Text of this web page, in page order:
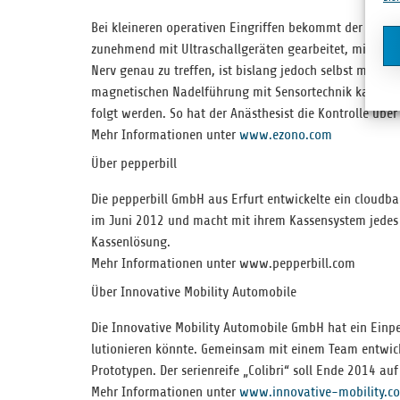
Bei klei­ne­ren ope­ra­ti­ven Ein­grif­fen bekommt der
zuneh­mend mit Ultra­schall­ge­rä­ten gear­bei­tet, mit
Nerv genau zu tref­fen, ist bis­lang jedoch selbst mit
magne­ti­schen Nadel­füh­rung mit Sen­sor­tech­nik kann
folgt wer­den. So hat der Anäs­the­sist die Kon­trolle
Mehr Infor­ma­tio­nen unter www.ezono.com
Über pepperbill
Die pep­per­bill GmbH aus Erfurt ent­wi­ckelte ein
im Juni 2012 und macht mit ihrem Kas­sen­sys­tem
Kassenlösung.
Mehr Infor­ma­tio­nen unter www.pepperbill.com
Über Innovative Mobility Automobile
Die Inno­va­tive Mobi­lity Auto­mo­bile GmbH hat ein
lu­tio­nie­ren könnte. Gemein­sam mit einem Team
Pro­to­ty­pen. Der seri­en­reife „Coli­bri“ soll Ende 2014
Mehr Infor­ma­tio­nen unter www.innovative-